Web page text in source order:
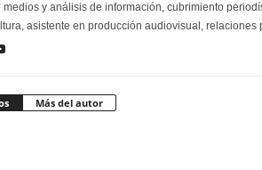
medios y análisis de información, cubrimiento
asistente en producción audiovisual, relaciones
Más del autor